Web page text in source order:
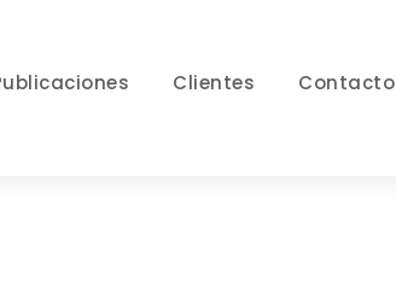
Clientes Contacto